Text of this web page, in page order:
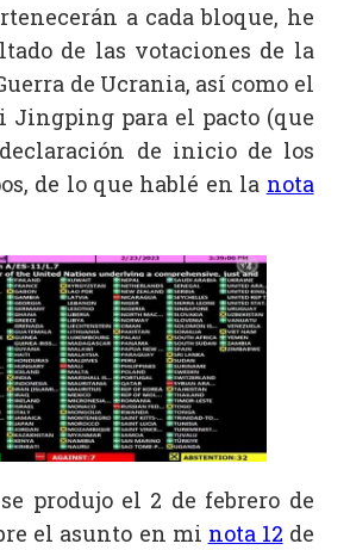
a cada bloque, he
de las votaciones de la
de Ucrania, así como el
Jingping para el pacto (que
de inicio de los
de lo que hablé en la nota
produjo el 2 de febrero de
el asunto en mi nota 12 de